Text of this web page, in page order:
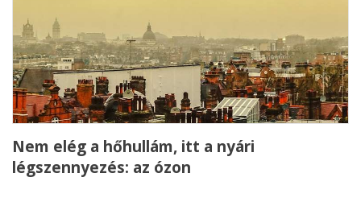
Nem elég a hőhullám, itt a nyári
légszennyezés: az ózon